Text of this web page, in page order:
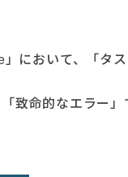
において、「タ
致命的なエラー